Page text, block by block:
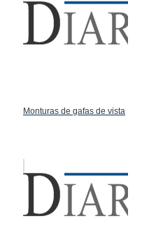
Monturas de gafas de vista